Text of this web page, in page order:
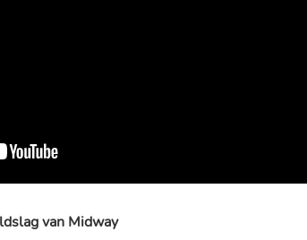
van Midway